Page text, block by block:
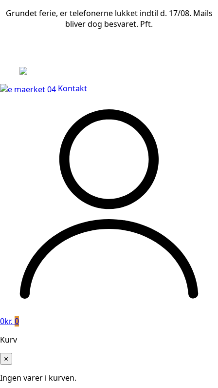
Grundet ferie, er telefonerne lukket indtil d. 17/08. Mails
bliver dog besvaret. Pft.
Kontakt
0kr. 0
Kurv
×
Ingen varer i kurven.